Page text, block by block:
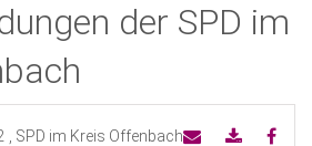
der SPD im
, SPD im Kreis Offenbach